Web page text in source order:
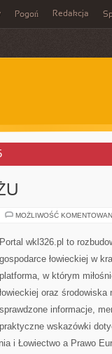
Pogoń Redakcja
MOŻLIWOŚĆ
Portal wkl326.pl to
gospodarce łowieckiej w
platforma, w którym
łowieckiej oraz
sprawdzone informacje,
praktyczne wskazówki
i Łowiectwo a Prawo